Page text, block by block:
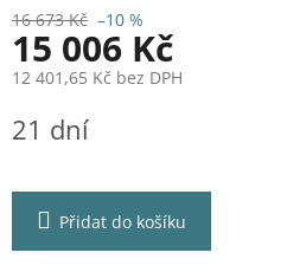
16 673 Kč –10 %
15 006 Kč
12 401,65 Kč bez DPH
cena:
21 dní
Přidat do košíku